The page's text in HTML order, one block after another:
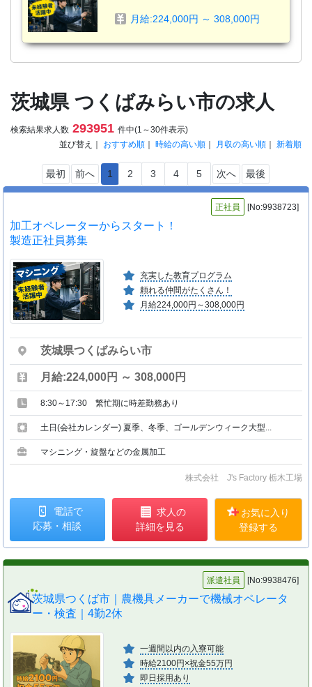
月給:224,000円 ～ 308,000円
茨城県 つくばみらい市の求人
検索結果求人数 293951 件中(1～30件表示)
並び替え｜ おすすめ順 ｜ 時給の高い順 ｜ 月収の高い順 ｜ 新着順
最初 前へ 1 2 3 4 5 次へ 最後
正社員 [No:9938723]
加工オペレーターからスタート！
製造正社員募集
充実した教育プログラム
頼れる仲間がたくさん！
月給224,000円～308,000円
茨城県つくばみらい市
月給:224,000円 ～ 308,000円
8:30～17:30 繁忙期に時差勤務あり
土日(会社カレンダー) 夏季、冬季、ゴールデンウィーク大型...
マシニング・旋盤などの金属加工
株式会社 J's Factory 栃木工場
電話で
応募・相談
求人の
詳細を見る
お気に入り
登録する
派遣社員 [No:9938476]
茨城県つくば市｜農機具メーカーで機械オペレータ
ー・検査｜4勤2休
一週間以内の入寮可能
時給2100円×祝金55万円
即日採用あり